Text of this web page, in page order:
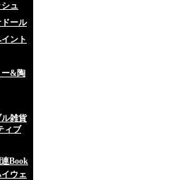
ュ
ール
ント
&陶
雑貨
ィブ
Book
ウェ